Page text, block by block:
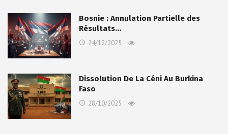
Bosnie : Annulation Partielle des
Résultats…
24/12/2025
Dissolution De La Céni Au Burkina
Faso
28/10/2025